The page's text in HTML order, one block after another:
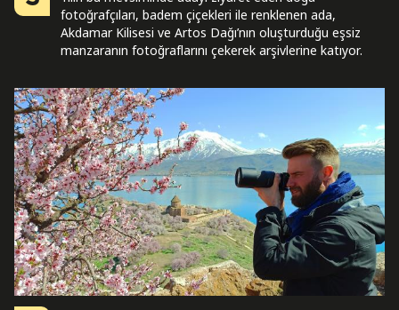
fotoğrafçıları, badem çiçekleri ile renklenen ada,
Akdamar Kilisesi ve Artos Dağı’nın oluşturduğu eşsiz
manzaranın fotoğraflarını çekerek arşivlerine katıyor.